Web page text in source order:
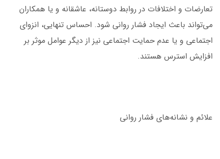
تعارضات و اختلافات در روابط دوستانه، عاشقانه و یا همکاران
می‌تواند باعث ایجاد فشار روانی شود. احساس تنهایی، انزوای
اجتماعی و یا عدم حمایت اجتماعی نیز از دیگر عوامل موثر بر
افزایش استرس هستند.
علائم و نشانه‌های فشار روانی